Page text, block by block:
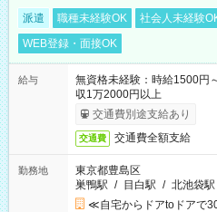
派遣 職種未経験OK 社会人未経験
WEB登録・面接OK
給与
無資格未経験：時給1500
収1万2000円以上
交通費別途支給あり
交通費 交通費全額支給
勤務地
東京都豊島区
巣鴨駅 / 目白駅 / 北池袋駅
≪自宅からドアtoドアで